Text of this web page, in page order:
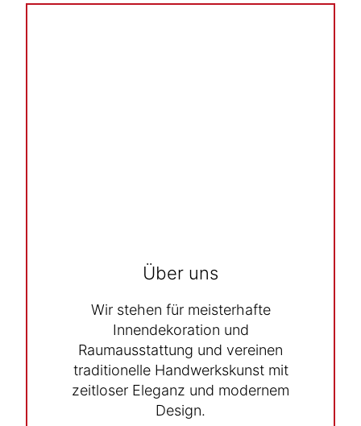
Über uns
Wir stehen für meisterhafte
Innendekoration und
Raumausstattung und vereinen
traditionelle Handwerkskunst mit
zeitloser Eleganz und modernem
Design.